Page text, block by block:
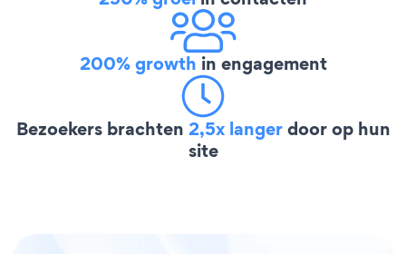
200% growth in engagement
Bezoekers brachten 2,5x langerdoor op hun
site